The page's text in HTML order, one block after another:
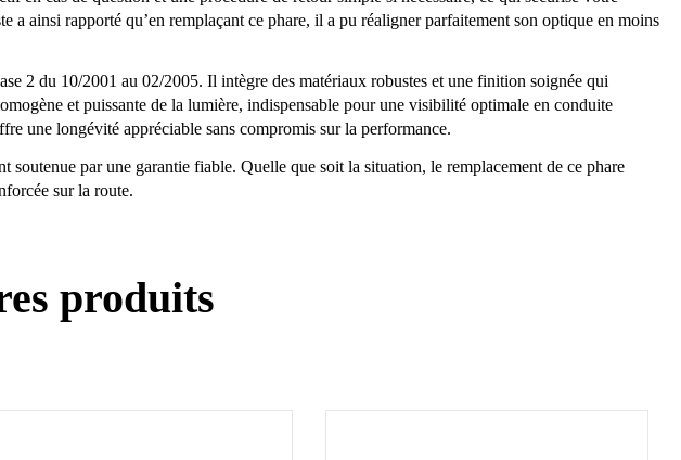
ainsi rapporté qu’en remplaçant ce phare, il a pu réaligner parfaitement son optique en moins
2 du 10/2001 au 02/2005. Il intègre des matériaux robustes et une finition soignée qui
et puissante de la lumière, indispensable pour une visibilité optimale en conduite
une longévité appréciable sans compromis sur la performance.
par une garantie fiable. Quelle que soit la situation, le remplacement de ce phare
sur la route.
produits